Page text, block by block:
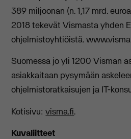
389 miljoonan (n. 1,17 mrd.
2018 tekevät Vismasta yhden
ohjelmistoyhtiöistä.
Suomessa jo yli 1200 Visman
asiakkaitaan pysymään
ohjelmistoratkaisujen ja IT-
Kotisivu:visma.fi.
Kuvaliitteet